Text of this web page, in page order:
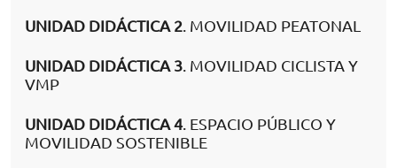
UNIDAD DIDÁCTICA 2. MOVILIDAD PEATONAL
UNIDAD DIDÁCTICA 3. MOVILIDAD CICLISTA Y
VMP
UNIDAD DIDÁCTICA 4. ESPACIO PÚBLICO Y
MOVILIDAD SOSTENIBLE